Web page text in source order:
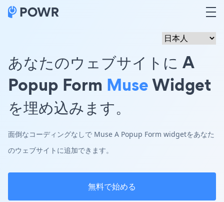
あなたのウェブサイトに A
Popup Form MuseWidget
を埋め込みます。
面倒なコーディングなしで Muse A Popup Form widgetをあなた
のウェブサイトに追加できます。
無料で始める